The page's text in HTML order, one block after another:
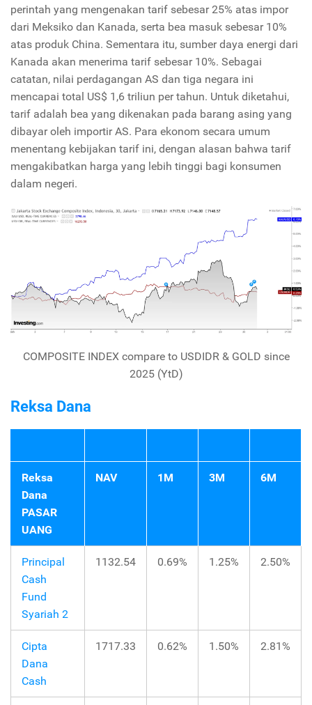
perintah yang mengenakan tarif sebesar 25% atas impor
dari Meksiko dan Kanada, serta bea masuk sebesar 10%
atas produk China. Sementara itu, sumber daya energi dari
Kanada akan menerima tarif sebesar 10%. Sebagai
catatan, nilai perdagangan AS dan tiga negara ini
mencapai total US$ 1,6 triliun per tahun. Untuk diketahui,
tarif adalah bea yang dikenakan pada barang asing yang
dibayar oleh importir AS. Para ekonom secara umum
menentang kebijakan tarif ini, dengan alasan bahwa tarif
mengakibatkan harga yang lebih tinggi bagi konsumen
dalam negeri.
COMPOSITE INDEX compare to USDIDR & GOLD since
2025 (YtD)
Reksa Dana
Reksa
Dana
PASAR
UANG
NAV 1M 3M 6M
Principal
Cash
Fund
Syariah 2
1132.54 0.69% 1.25% 2.50%
Cipta
Dana
Cash
1717.33 0.62% 1.50% 2.81%